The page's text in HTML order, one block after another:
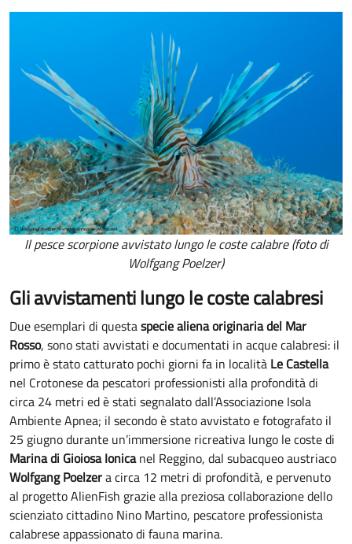
Il pesce scorpione avvistato lungo le coste calabre (foto di
Wolfgang Poelzer)
Gli avvistamenti lungo le coste calabresi
Due esemplari di questaspecie aliena originaria del Mar
Rosso, sono stati avvistati e documentati in acque calabresi: il
primo è stato catturato pochi giorni fa in località Le Castella
nel Crotonese da pescatori professionisti alla profondità di
circa 24 metri ed è stati segnalato dall’Associazione Isola
Ambiente Apnea; il secondo è stato avvistato e fotografato il
25 giugno durante un’immersione ricreativa lungo le coste di
Marina di Gioiosa Ionicanel Reggino, dal subacqueo austriaco
Wolfgang Poelzera circa 12 metri di profondità, e pervenuto
al progetto AlienFish grazie alla preziosa collaborazione dello
scienziato cittadino Nino Martino, pescatore professionista
calabrese appassionato di fauna marina.